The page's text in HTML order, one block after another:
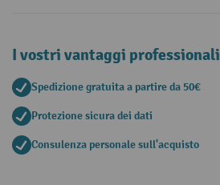
I vostri vantaggi professionali
Spedizione gratuita a partire da 50€
Protezione sicura dei dati
Consulenza personale sull'acquisto